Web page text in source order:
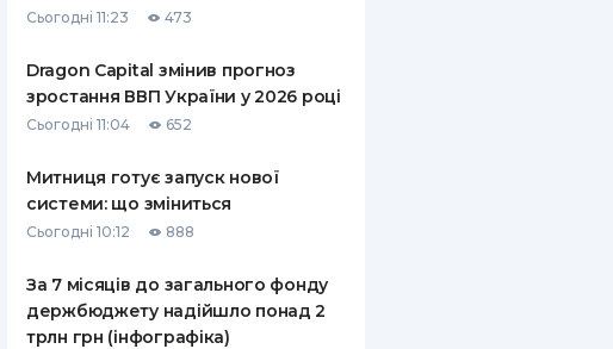
ВСІ СТРАХОВІ ПОЛІСИ
ВІДГУКИ ПРО СТРАХОВІ
КОМПАНІЇ
ДОСТАВКА І ОПЛАТА
КОНТАКТИ
Сьогодні 11:23 473
Dragon Capital змінив прогноз
зростання ВВП України у 2026 році
Сьогодні 11:04 652
Митниця готує запуск нової
системи: що зміниться
Сьогодні 10:12 888
За 7 місяців до загального фонду
держбюджету надійшло понад 2
трлн грн (інфографіка)